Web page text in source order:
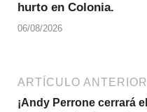
hurto en Colonia.
06/08/2026
ARTÍCULO ANTERIOR
¡Andy Perrone cerrará el